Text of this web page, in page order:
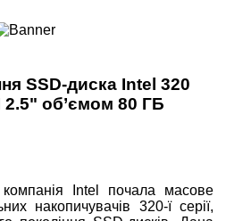
SSD-диска Intel 320
2.5" об’ємом 80 ГБ
Intel почала масове
накопичувачів 320-ї серії,